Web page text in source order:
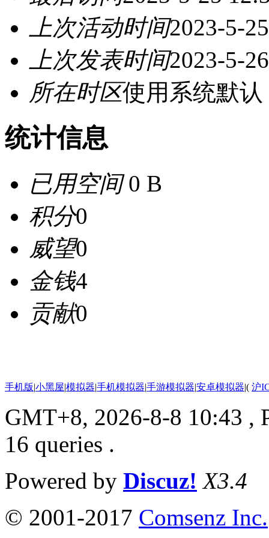
上次活动时间2023-5-
上次发表时间2023-5-
所在时区使用系统默认
统计信息
已用空间0 B
积分0
威望0
金钱4
贡献0
手机版|小黑屋|模拟器|手机模拟器|手游模拟器|安卓模拟器|( 沪
GMT+8, 2026-8-8 10:43 ,
16 queries .
Powered by Discuz! X3.4
© 2001-2017 Comsenz Inc.